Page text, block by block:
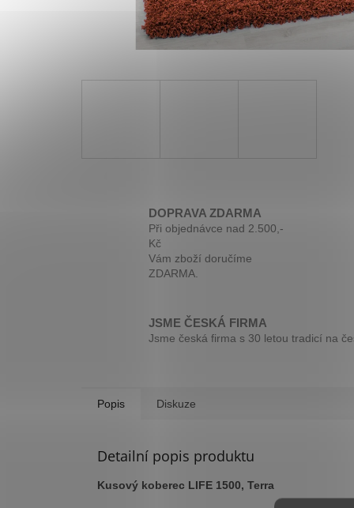
DOPRAVA ZDARMA
Při objednávce nad 2.500,-
Kč
Vám zboží doručíme
ZDARMA.
JSME ČESKÁ FIRMA
Jsme česká firma s 30 letou tradicí na
Popis Diskuze
Detailní popis produktu
Kusový koberec LIFE 1500, Terra